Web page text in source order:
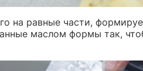
на равные части,
маслом формы так,